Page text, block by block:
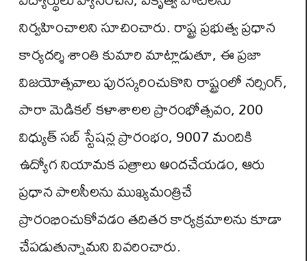
నిర్వహించాలని సూచించారు. రాష్ట్ర ప్రభుత్వ ప్రధాన
కార్యదర్శి శాంతి కుమారి మాట్లాడుతూ, ఈ ప్రజా
విజయోత్సవాలు పురస్కరించుకొని రాష్ట్రంలో నర్సింగ్,
పారా మెడికల్ కళాశాలల ప్రారంభోత్సవం, 200
విధ్యుత్ సబ్ స్టేషన్ల ప్రారంభం, 9007 మందికి
ఉద్యోగ నియామక పత్రాలు అందచేయడం, ఆరు
ప్రధాన పాలసీలను ముఖ్యమంత్రిచే
ప్రారంభించుకోవడం తదితర కార్యక్రమాలను కూడా
చేపడుతున్నామని వివరించారు.